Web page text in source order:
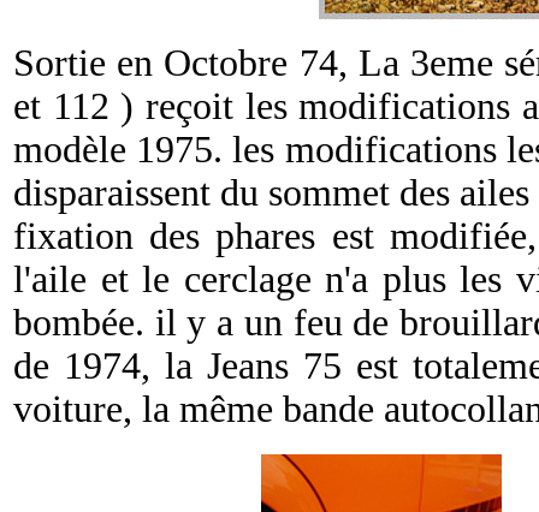
Sortie en Octobre 74, La 3eme
et 112 ) reçoit les modifications
modèle 1975. les modifications
disparaissent du sommet des
fixation des phares est
l'aile et le cerclage n'a plus les
bombée. il y a un feu de
de 1974, la Jeans 75 est
voiture, la même bande